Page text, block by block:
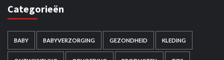
Categorieën
BABY BABYVERZORGING GEZONDHEID KLEDING